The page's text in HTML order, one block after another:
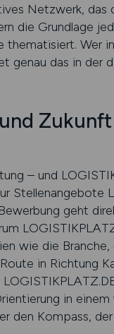
Netzwerk, das
die Grundlage
Wer
genau das in der
– und
Stellenangebote
geht
wie die Branche,
in Richtung
in
den Kompass,